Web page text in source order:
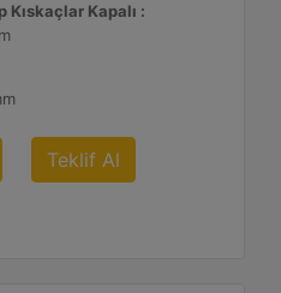
Kıskaçlar Kapalı :
Teklif Al